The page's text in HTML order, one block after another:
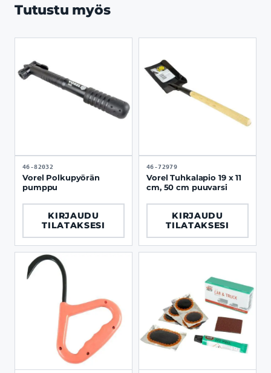
Tutustu myös
46-82032
Vorel Polkupyörän
pumppu
KIRJAUDU
TILATAKSESI
46-72979
Vorel Tuhkalapio 19 x 11
cm, 50 cm puuvarsi
KIRJAUDU
TILATAKSESI